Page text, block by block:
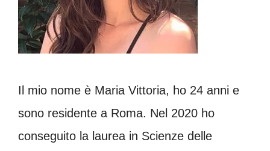
Il mio nome è Maria Vittoria, ho 24 anni e
sono residente a Roma. Nel 2020 ho
conseguito la laurea in Scienze delle